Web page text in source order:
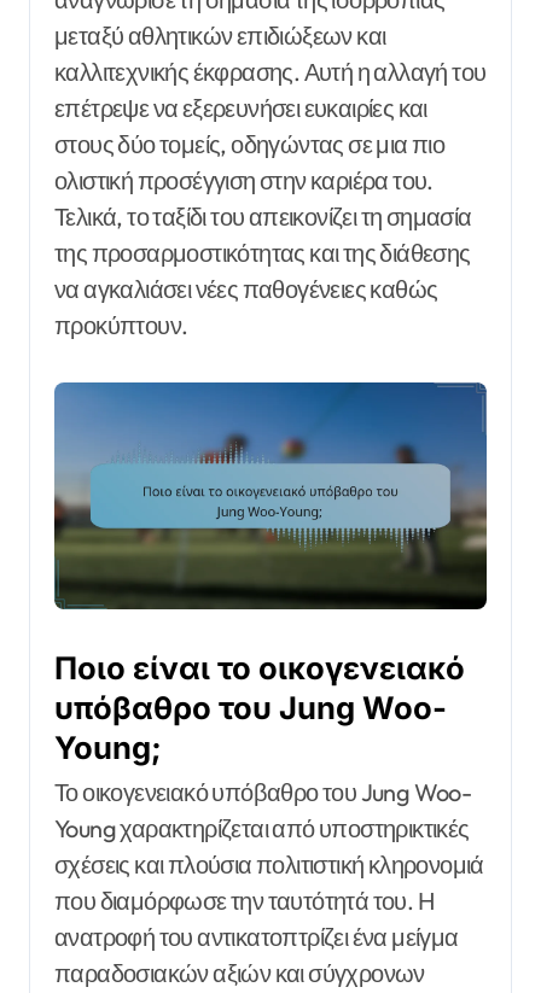
μεταξύ αθλητικών επιδιώξεων και
καλλιτεχνικής έκφρασης. Αυτή η αλλαγή του
επέτρεψε να εξερευνήσει ευκαιρίες και
στους δύο τομείς, οδηγώντας σε μια πιο
ολιστική προσέγγιση στην καριέρα του.
Τελικά, το ταξίδι του απεικονίζει τη σημασία
της προσαρμοστικότητας και της διάθεσης
να αγκαλιάσει νέες παθογένειες καθώς
προκύπτουν.
Ποιο είναι το οικογενειακό
υπόβαθρο του Jung Woo-
Young;
Το οικογενειακό υπόβαθρο του Jung Woo-
Young χαρακτηρίζεται από υποστηρικτικές
σχέσεις και πλούσια πολιτιστική κληρονομιά
που διαμόρφωσε την ταυτότητά του. Η
ανατροφή του αντικατοπτρίζει ένα μείγμα
παραδοσιακών αξιών και σύγχρονων